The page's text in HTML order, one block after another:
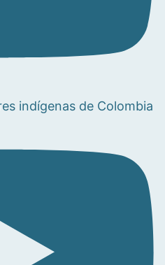
indígenas de Colombia